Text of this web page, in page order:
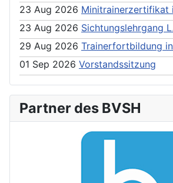
23 Aug 2026 Minitrainerzertifikat
23 Aug 2026 Sichtungslehrgang
29 Aug 2026 Trainerfortbildung
01 Sep 2026 Vorstandssitzung
Partner des BVSH